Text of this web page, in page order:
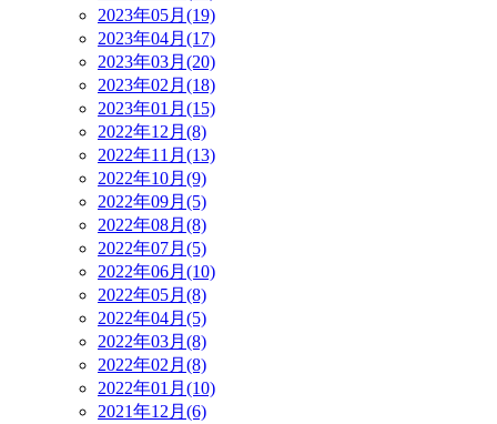
2023年05月(19)
2023年04月(17)
2023年03月(20)
2023年02月(18)
2023年01月(15)
2022年12月(8)
2022年11月(13)
2022年10月(9)
2022年09月(5)
2022年08月(8)
2022年07月(5)
2022年06月(10)
2022年05月(8)
2022年04月(5)
2022年03月(8)
2022年02月(8)
2022年01月(10)
2021年12月(6)